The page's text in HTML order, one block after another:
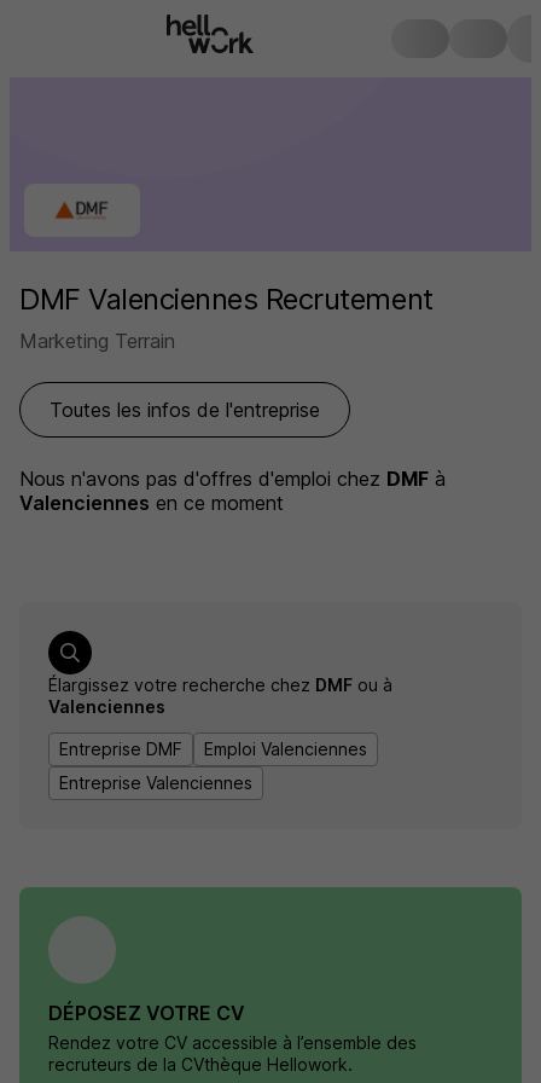
DMF Valenciennes Recrutement
Marketing Terrain
Toutes les infos de l'entreprise
Nous n'avons pas d'offres d'emploi chez DMF à
Valenciennes en ce moment
Élargissez votre recherche chez DMF ou à
Valenciennes
Entreprise DMF
Emploi Valenciennes
Entreprise Valenciennes
DÉPOSEZ VOTRE CV
Rendez votre CV accessible à l’ensemble des
recruteurs de la CVthèque Hellowork.